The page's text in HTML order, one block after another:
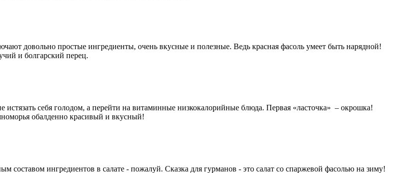
довольно простые ингредиенты, очень вкусные и полезные. Ведь красная фасоль умеет быть нарядной!
и болгарский перец.
истязать себя голодом, а перейти на витаминные низкокалорийные блюда. Первая «ласточка» – окрошка!
обалденно красивый и вкусный!
составом ингредиентов в салате - пожалуй. Сказка для гурманов - это салат со спаржевой фасолью на зиму!